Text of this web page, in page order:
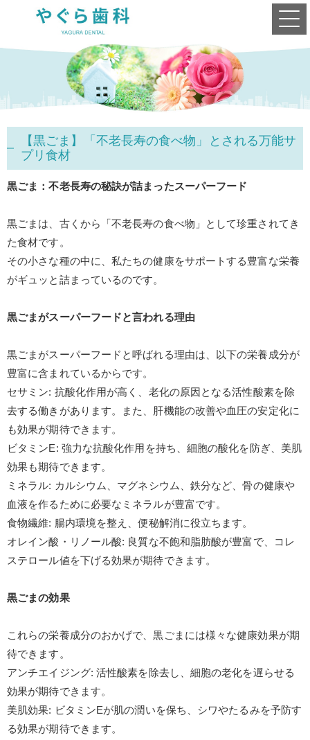
【黒ごま】「不老長寿の食べ物」とされる万能サ
プリ食材
黒ごま：不老長寿の秘訣が詰まったスーパーフード
黒ごまは、古くから「不老長寿の食べ物」として珍重されてき
た食材です。
その小さな種の中に、私たちの健康をサポートする豊富な栄養
がギュッと詰まっているのです。
黒ごまがスーパーフードと言われる理由
黒ごまがスーパーフードと呼ばれる理由は、以下の栄養成分が
豊富に含まれているからです。
セサミン: 抗酸化作用が高く、老化の原因となる活性酸素を除
去する働きがあります。また、肝機能の改善や血圧の安定化に
も効果が期待できます。
ビタミンE: 強力な抗酸化作用を持ち、細胞の酸化を防ぎ、美肌
効果も期待できます。
ミネラル: カルシウム、マグネシウム、鉄分など、骨の健康や
血液を作るために必要なミネラルが豊富です。
食物繊維: 腸内環境を整え、便秘解消に役立ちます。
オレイン酸・リノール酸: 良質な不飽和脂肪酸が豊富で、コレ
ステロール値を下げる効果が期待できます。
黒ごまの効果
これらの栄養成分のおかげで、黒ごまには様々な健康効果が期
待できます。
アンチエイジング:活性酸素を除去し、細胞の老化を遅らせる
効果が期待できます。
美肌効果: ビタミンEが肌の潤いを保ち、シワやたるみを予防す
る効果が期待できます。